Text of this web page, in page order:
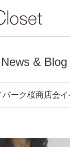
News & Blog
ーク桜商店会イ